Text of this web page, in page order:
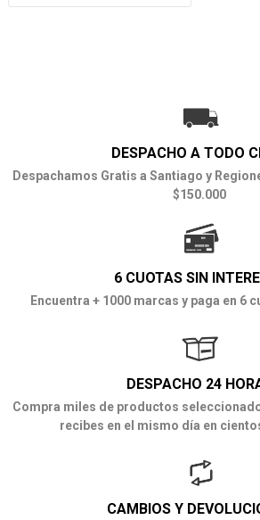
DESPACHO A TODO
Despachamos Gratis a Santiago y
$150.000
6 CUOTAS SIN
Encuentra + 1000 marcas y paga en 6
DESPACHO 24
Compra miles de productos
recibes en el mismo día en
CAMBIOS Y